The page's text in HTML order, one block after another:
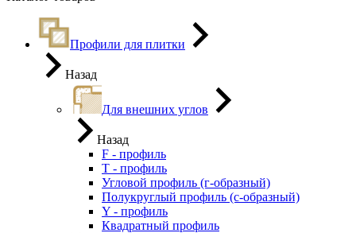
Профили для плитки
Назад
Для внешних углов
Назад
F - профиль
Т - профиль
Угловой профиль (г-образный)
Полукруглый профиль (с-образный)
Y - профиль
Квадратный профиль